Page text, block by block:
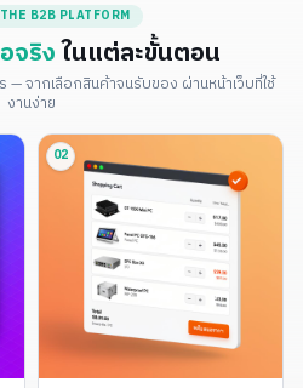
B2B PLATFORM
จริง ในแต่ละขั้นตอน
— จากเลือกสินค้าจนรับของ ผ่านหน้าเว็บที่ใช้
งานง่าย
02